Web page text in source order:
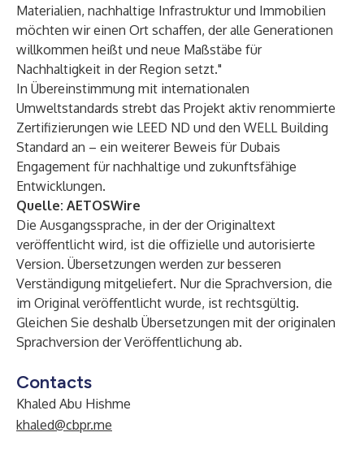
Materialien, nachhaltige Infrastruktur und Immobilien
möchten wir einen Ort schaffen, der alle Generationen
willkommen heißt und neue Maßstäbe für
Nachhaltigkeit in der Region setzt."
In Übereinstimmung mit internationalen
Umweltstandards strebt das Projekt aktiv renommierte
Zertifizierungen wie LEED ND und den WELL Building
Standard an – ein weiterer Beweis für Dubais
Engagement für nachhaltige und zukunftsfähige
Entwicklungen.
Quelle: AETOSWire
Die Ausgangssprache, in der der Originaltext
veröffentlicht wird, ist die offizielle und autorisierte
Version. Übersetzungen werden zur besseren
Verständigung mitgeliefert. Nur die Sprachversion, die
im Original veröffentlicht wurde, ist rechtsgültig.
Gleichen Sie deshalb Übersetzungen mit der originalen
Sprachversion der Veröffentlichung ab.
Contacts
Khaled Abu Hishme
khaled@cbpr.me